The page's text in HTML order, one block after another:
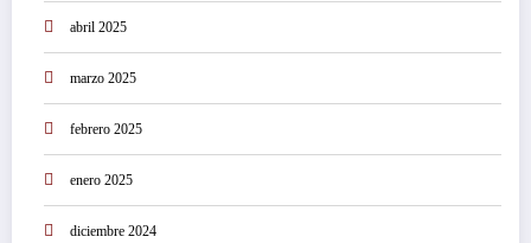
abril 2025
marzo 2025
febrero 2025
enero 2025
diciembre 2024